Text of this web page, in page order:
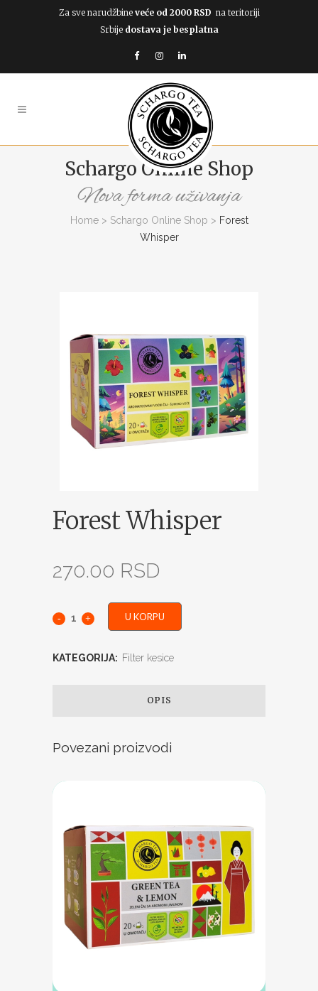
Za sve narudžbine veće od 2000 RSD na teritoriji
Srbije dostava je besplatna
Schargo Online Shop
Nova forma uživanja
Home> Schargo Online Shop > Forest
Whisper
Forest Whisper
270.00 RSD
U KORPU
KATEGORIJA: Filter kesice
OPIS
Povezani proizvodi